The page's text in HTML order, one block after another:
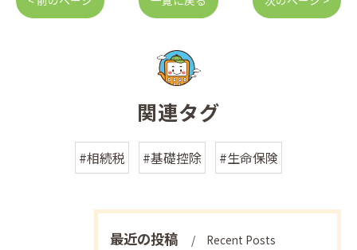
関連タグ
#相続税 #基礎控除 #生命保険
最近の投稿 Recent Posts